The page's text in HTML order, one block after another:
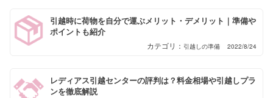
引越時に荷物を自分で運ぶメリット・デメリット｜準備や
ポイントも紹介
引越しの準備 2022/8/24
レディアス引越センターの評判は？料金相場や引越しプラ
ンを徹底解説